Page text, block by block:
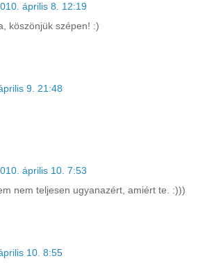
április 8. 12:19
köszönjük szépen! :)
9. 21:48
április 10. 7:53
nem teljesen ugyanazért, amiért te. :)))
10. 8:55